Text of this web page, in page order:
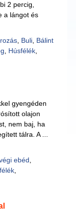
2 percig,
a lángot és
, Buli, Bálint
Húsfélék,
gyengéden
olajon
nem baj, ha
tálra. A ...
ebéd
,